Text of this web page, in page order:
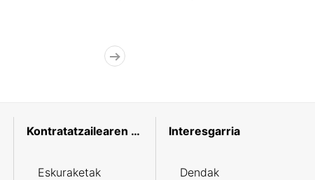
Kontratatzailearen profila
Eskuraketak
Interesgarria
Dendak